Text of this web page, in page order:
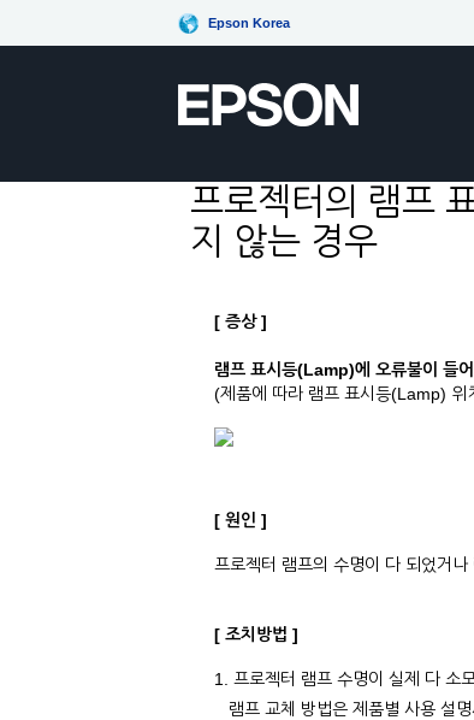
Epson Korea
프로젝터의 램프
지 않는 경우
[ 증상 ]
램프 표시등(Lamp)에 오류불이 들
(제품에 따라 램프 표시등(Lamp) 위
[ 원인 ]
프로젝터 램프의 수명이 다 되었거
[ 조치방법 ]
1. 프로젝터 램프 수명이 실제 다 소
램프 교체 방법은 제품별 사용 설명